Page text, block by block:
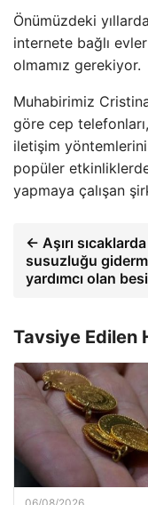
Önümüzdeki
internete bağlı evler
olmamız gerekiyor.
Muhabirimiz
göre cep
iletişim
popüler
yapmaya çalışan
← Aşırı sıcaklarda
susuzluğu
yardımcı olan
Tavsiye Edilen